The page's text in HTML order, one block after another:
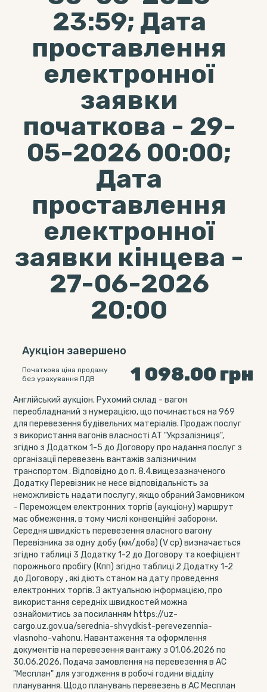
23:59; Дата
проставлення
електронної
заявки
початкова - 29-
05-2026 00:00;
Дата
проставлення
електронної
заявки кінцева -
27-06-2026
20:00
Аукціон завершено
Початкова ціна продажу
без урахування ПДВ
1 098.00 грн
Англійський аукціон. Рухомий склад - вагон
переобладнаний з нумерацією, що починається на 969
для перевезення будівельних матеріалів. Продаж послуг
з використання вагонів власності АТ "Укрзалізниця",
згідно з Додатком 1-5 до Договору про надання послуг з
організації перевезень вантажів залізничним
транспортом . Відповідно до п. 8.4.вищезазначеного
Додатку Перевізник не несе відповідальність за
неможливість надати послугу, якщо обраний Замовником
– Переможцем електронних торгів (аукціону) маршрут
має обмеження, в тому числі конвенційні заборони.
Середня швидкість перевезення власного вагону
Перевізника за одну добу (км/доба) (V ср) визначається
згідно таблиці 3 Додатку 1-2 до Договору та коефіцієнт
порожнього пробігу (Кпп) згідно таблиці 2 Додатку 1-2
до Договору , які діють станом на дату проведення
електронних торгів. З актуальною інформацією, про
використання середніх швидкостей можна
ознайомитись за посиланням https://uz-
cargo.uz.gov.ua/serednia-shvydkist-perevezennia-
vlasnoho-vahonu. Навантаження та оформлення
документів на перевезення вантажу з 01.06.2026 по
30.06.2026. Подача замовлення на перевезення в АС
"Месплан" для узгодження в робочі години відділу
планування. Щодо планувань перевезень в АС Месплан